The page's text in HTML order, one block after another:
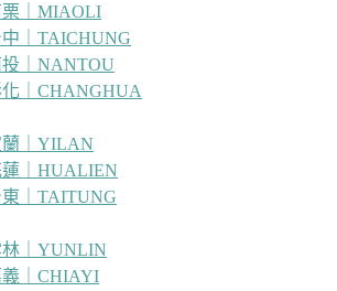
栗｜MIAOLI
中｜TAICHUNG
投｜NANTOU
｜CHANGHUA
蘭｜YILAN
｜HUALIEN
東｜TAITUNG
｜YUNLIN
義｜CHIAYI